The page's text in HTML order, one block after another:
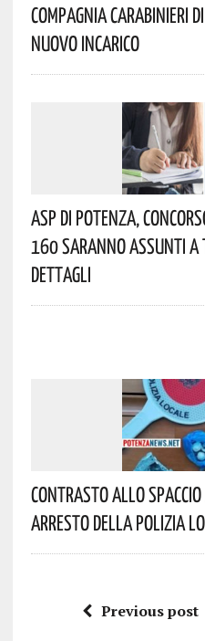
Compagnia Carabinieri
Nuovo Incarico
Asp Di Potenza,
160 Saranno Assunti A
Dettagli
Contrasto Allo Spaccio
Arresto Della Polizia
Previous post